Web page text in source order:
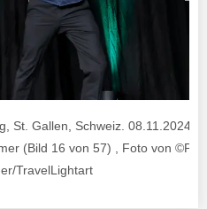
St. Gallen, Schweiz. 08.11.2024.
(Bild 16 von 57) , Foto von
TravelLightart